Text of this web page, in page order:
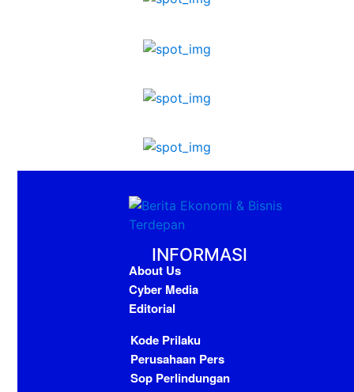
INFORMASI
About Us
Cyber Media
Editorial
Kode Prilaku
Perusahaan Pers
Sop Perlindungan